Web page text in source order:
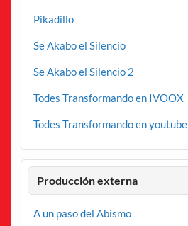
Pikadillo
Se Akabo el Silencio
Se Akabo el Silencio 2
Todes Transformando en IVOOX
Todes Transformando en youtube
Producción externa
A un paso del Abismo